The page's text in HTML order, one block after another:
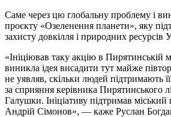
Саме через цю глобальну проблему і
проєкту «Озеленення планети», яку
захисту довкілля і природних ресурсів
«Ініціював таку акцію в Пирятинській
виникла ідея висадити тут майже
не уявляв, скільки людей підтримають
за сприяння керівника Пирятинського
Галушки. Ініціативу підтримав
Андрій Сімонов», — каже Руслан